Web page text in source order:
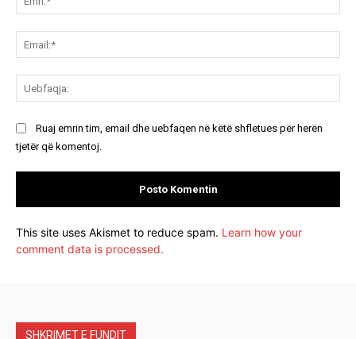
Ruaj emrin tim, email dhe uebfaqen në këtë shfletues për herën
tjetër që komentoj.
This site uses Akismet to reduce spam. Learn how your
comment data is processed.
SHKRIMET E FUNDIT